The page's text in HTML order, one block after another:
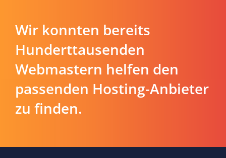
Wir konnten bereits
Hunderttausenden
Webmastern helfen den
passenden Hosting-Anbieter
zu finden.